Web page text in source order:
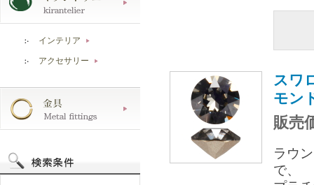
インテリア ▶
アクセサリー ▶
スワ
モン
販売
ラウ
で、